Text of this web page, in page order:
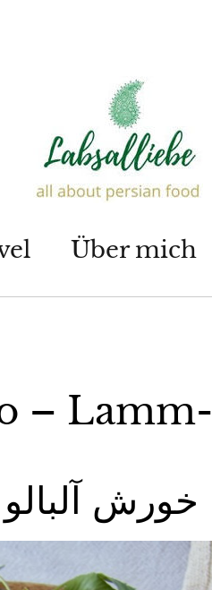
Über mich
– Lamm-
Sauerkirschsauce خورش آلبالو